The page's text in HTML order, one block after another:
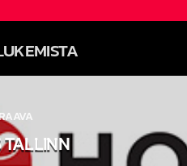
TALLINN